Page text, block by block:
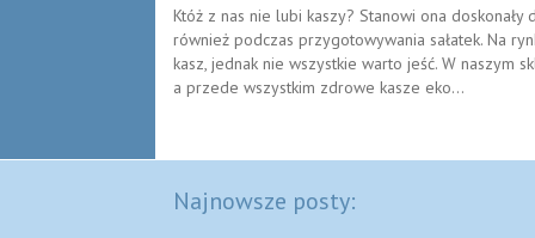
Któż z nas nie lubi kaszy? Stanowi ona
również podczas przygotowywania sałatek. Na
kasz, jednak nie wszystkie warto jeść. W naszym
a przede wszystkim zdrowe kasze eko...
Najnowsze posty: